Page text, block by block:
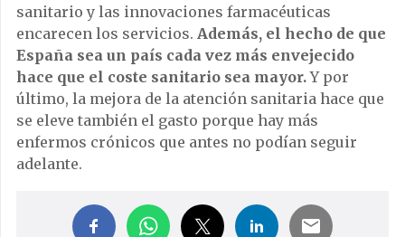
sanitario y las innovaciones farmacéuticas
encarecen los servicios. Además, el hecho de que
España sea un país cada vez más envejecido
hace que el coste sanitario sea mayor.Y por
último, la mejora de la atención sanitaria hace que
se eleve también el gasto porque hay más
enfermos crónicos que antes no podían seguir
adelante.